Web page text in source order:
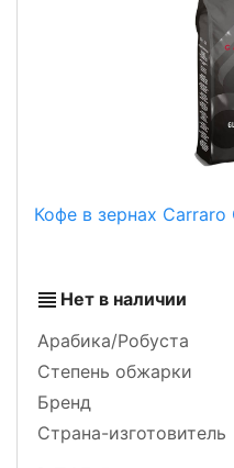
Кофе в зернах Carraro
Нет в наличии
Арабика/Робуста
Степень обжарки
Бренд
Страна-изготовитель